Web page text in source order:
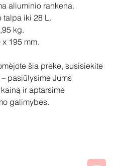
aliuminio rankena.
talpa iki 28 L.
kg.
195 mm.
šia preke, susisiekite
pasiūlysime Jums
ir aptarsime
galimybes.